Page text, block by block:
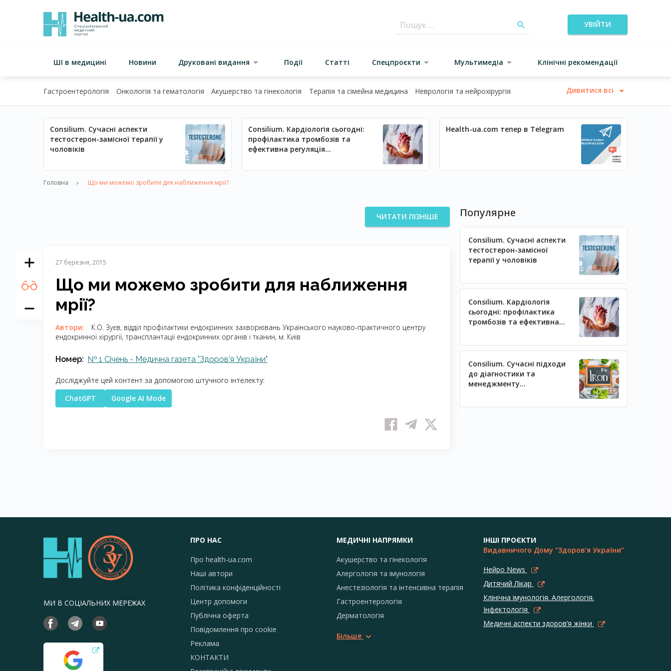
УВІЙТИ
ШІ в медицині Новини Друковані видання Події Статті Спецпроєкти Мультимедіа Клінічні рекомендації
Гастроентерологія Онкологія та гематологія Акушерство та гінекологія Терапія та сімейна медицина Неврологія та нейрохірургія Дивитися всі
Consilium. Сучасні аспекти
тестостерон-замісної терапії у
чоловіків
Consilium. Кардіологія сьогодні:
профілактика тромбозів та
ефективна регуляція
Health-ua.com тепер в Telegram
Головна Що ми можемо зробити для наближення мрії?
ЧИТАТИ ПІЗНІШЕ
27 березня, 2015
Що ми можемо зробити для наближення
мрії?
Автори:
К.О. Зуєв, відділ профілактики ендокринних захворювань Українського науково-практичного центру
ендокринної хірургії, трансплантації ендокринних органів і тканин, м. Київ
Номер: № 1 Січень - Медична газета "Здоров’я України"
Досліджуйте цей контент за допомогою штучного інтелекту:
ChatGPT
Google AI Mode
Популярне
Consilium. Сучасні аспекти
тестостерон-замісної
терапії у чоловіків
Consilium. Кардіологія
сьогодні: профілактика
тромбозів та ефективна
Consilium. Сучасні підходи
до діагностики та
менеджменту
МИ В СОЦІАЛЬНИХ МЕРЕЖАХ
ПРО НАС
Про health-ua.com
Наші автори
Політика конфіденційності
Центр допомоги
Публічна оферта
Повідомлення про сookie
Реклама
КОНТАКТИ
МЕДИЧНІ НАПРЯМКИ
Акушерство та гінекологія
Алергологія та імунологія
Анестезіологія та інтенсивна терапія
Гастроентерологія
Дерматологія
Більше
ІНШІ ПРОЄКТИ
Видавничого Дому “Здоров’я України”
Нейро News
Дитячий Лікар
Клінічна імунологія. Алергологія.
Інфектологія
Медичні аспекти здоров’я жінки